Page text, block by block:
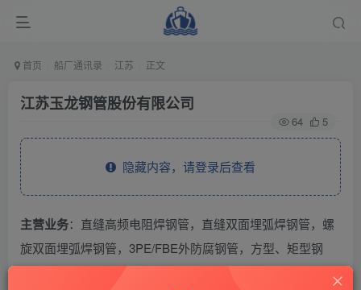
首页 船厂通讯录 江苏 正文
江苏玉龙钢管股份有限公司
64 5
隐藏内容，请登录后查看
主营业务：直缝高频电阻焊钢管，直缝双面埋弧焊钢管，螺
旋双面埋弧焊钢管，3PE/FBE外防腐钢管，方型、矩型钢